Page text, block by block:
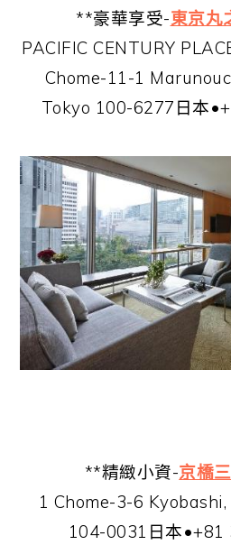
**豪華享受-東京丸
PACIFIC CENTURY
Chome-11-1
Tokyo 100-6277日本
**精緻小資-京橋
1 Chome-3-6
104-0031日本